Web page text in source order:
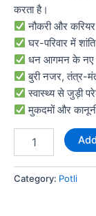
करता है।
नौकरी और
घर-परिवार में
धन आगमन के नए
बुरी नजर, तंत्र-
स्वास्थ्य से जुड़ी
मुकदमों और
Category: Potli